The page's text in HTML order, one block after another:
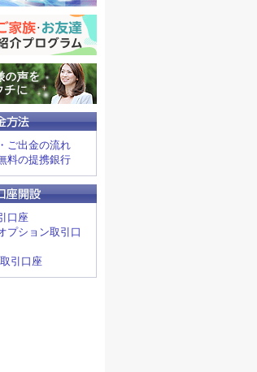
ご出金の流れ
料の提携銀行
口座
プション取引口
引口座